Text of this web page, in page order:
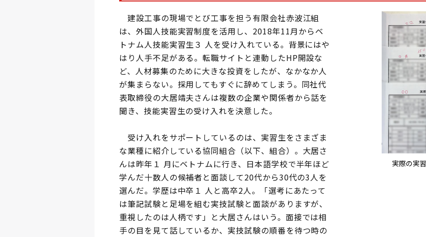
建設工事の現場でとび工事を担う有限会社赤波江組
は、外国人技能実習制度を活用し、2018年11月からベ
トナム人技能実習生３ 人を受け入れている。背景にはや
はり人手不足がある。転職サイトと連動したHP開設な
ど、人材募集のために大きな投資をしたが、なかなか人
が集まらない。採用してもすぐに辞めてしまう。同社代
表取締役の大居靖夫さんは複数の企業や関係者から話を
聞き、技能実習生の受け入れを決意した。
受け入れをサポートしているのは、実習生をさまざま
な業種に紹介している協同組合（以下、組合）。大居さ
んは昨年１ 月にベトナムに行き、日本語学校で半年ほど
学んだ十数人の候補者と面談して20代から30代の3人を
選んだ。学歴は中卒１ 人と高卒2人。「選考にあたって
は筆記試験と足場を組む実技試験と面談がありますが、
重視したのは人柄です」と大居さんはいう。面接では相
手の目を見て話しているか、実技試験の順番を待つ時の
実際の実